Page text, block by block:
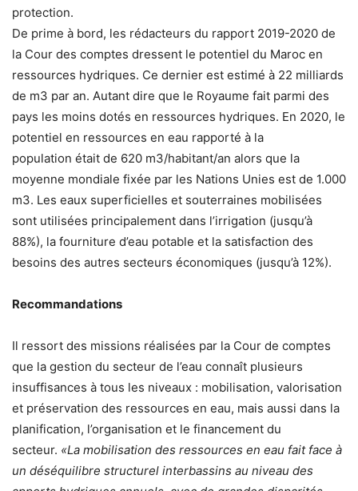
protection.
De prime à bord, les rédacteurs du rapport 2019-2020 de
la Cour des comptes dressent le potentiel du Maroc en
ressources hydriques. Ce dernier est estimé à 22 milliards
de m3 par an. Autant dire que le Royaume fait parmi des
pays les moins dotés en ressources hydriques. En 2020, le
potentiel en ressources en eau rapporté à la
population était de 620 m3/habitant/an alors que la
moyenne mondiale fixée par les Nations Unies est de 1.000
m3. Les eaux superficielles et souterraines mobilisées
sont utilisées principalement dans l’irrigation (jusqu’à
88%), la fourniture d’eau potable et la satisfaction des
besoins des autres secteurs économiques (jusqu’à 12%).
Recommandations
Il ressort des missions réalisées par la Cour de comptes
que la gestion du secteur de l’eau connaît plusieurs
insuffisances à tous les niveaux : mobilisation, valorisation
et préservation des ressources en eau, mais aussi dans la
planification, l’organisation et le financement du
secteur. «La mobilisation des ressources en eau fait face à
un déséquilibre structurel interbassins au niveau des